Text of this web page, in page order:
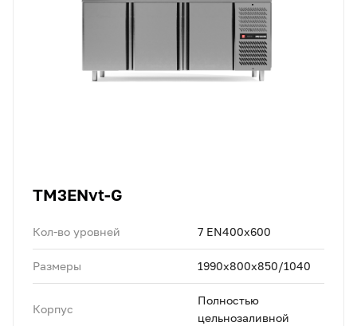
TM3ENvt-G
Кол-во уровней 7 EN400х600
Размеры 1990х800x850/1040
Корпус
Полностью
цельнозаливной